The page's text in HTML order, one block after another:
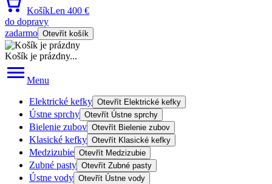
KošíkLen 400 €
do dopravy
zadarmo Otevřít košík
Košík je prázdny...
Menu
Elektrické kefky Otevřít Elektrické kefky
Ústne sprchy Otevřít Ústne sprchy
Bielenie zubov Otevřít Bielenie zubov
Klasické kefky Otevřít Klasické kefky
Medzizubie Otevřít Medzizubie
Zubné pasty Otevřít Zubné pasty
Ústne vody Otevřít Ústne vody